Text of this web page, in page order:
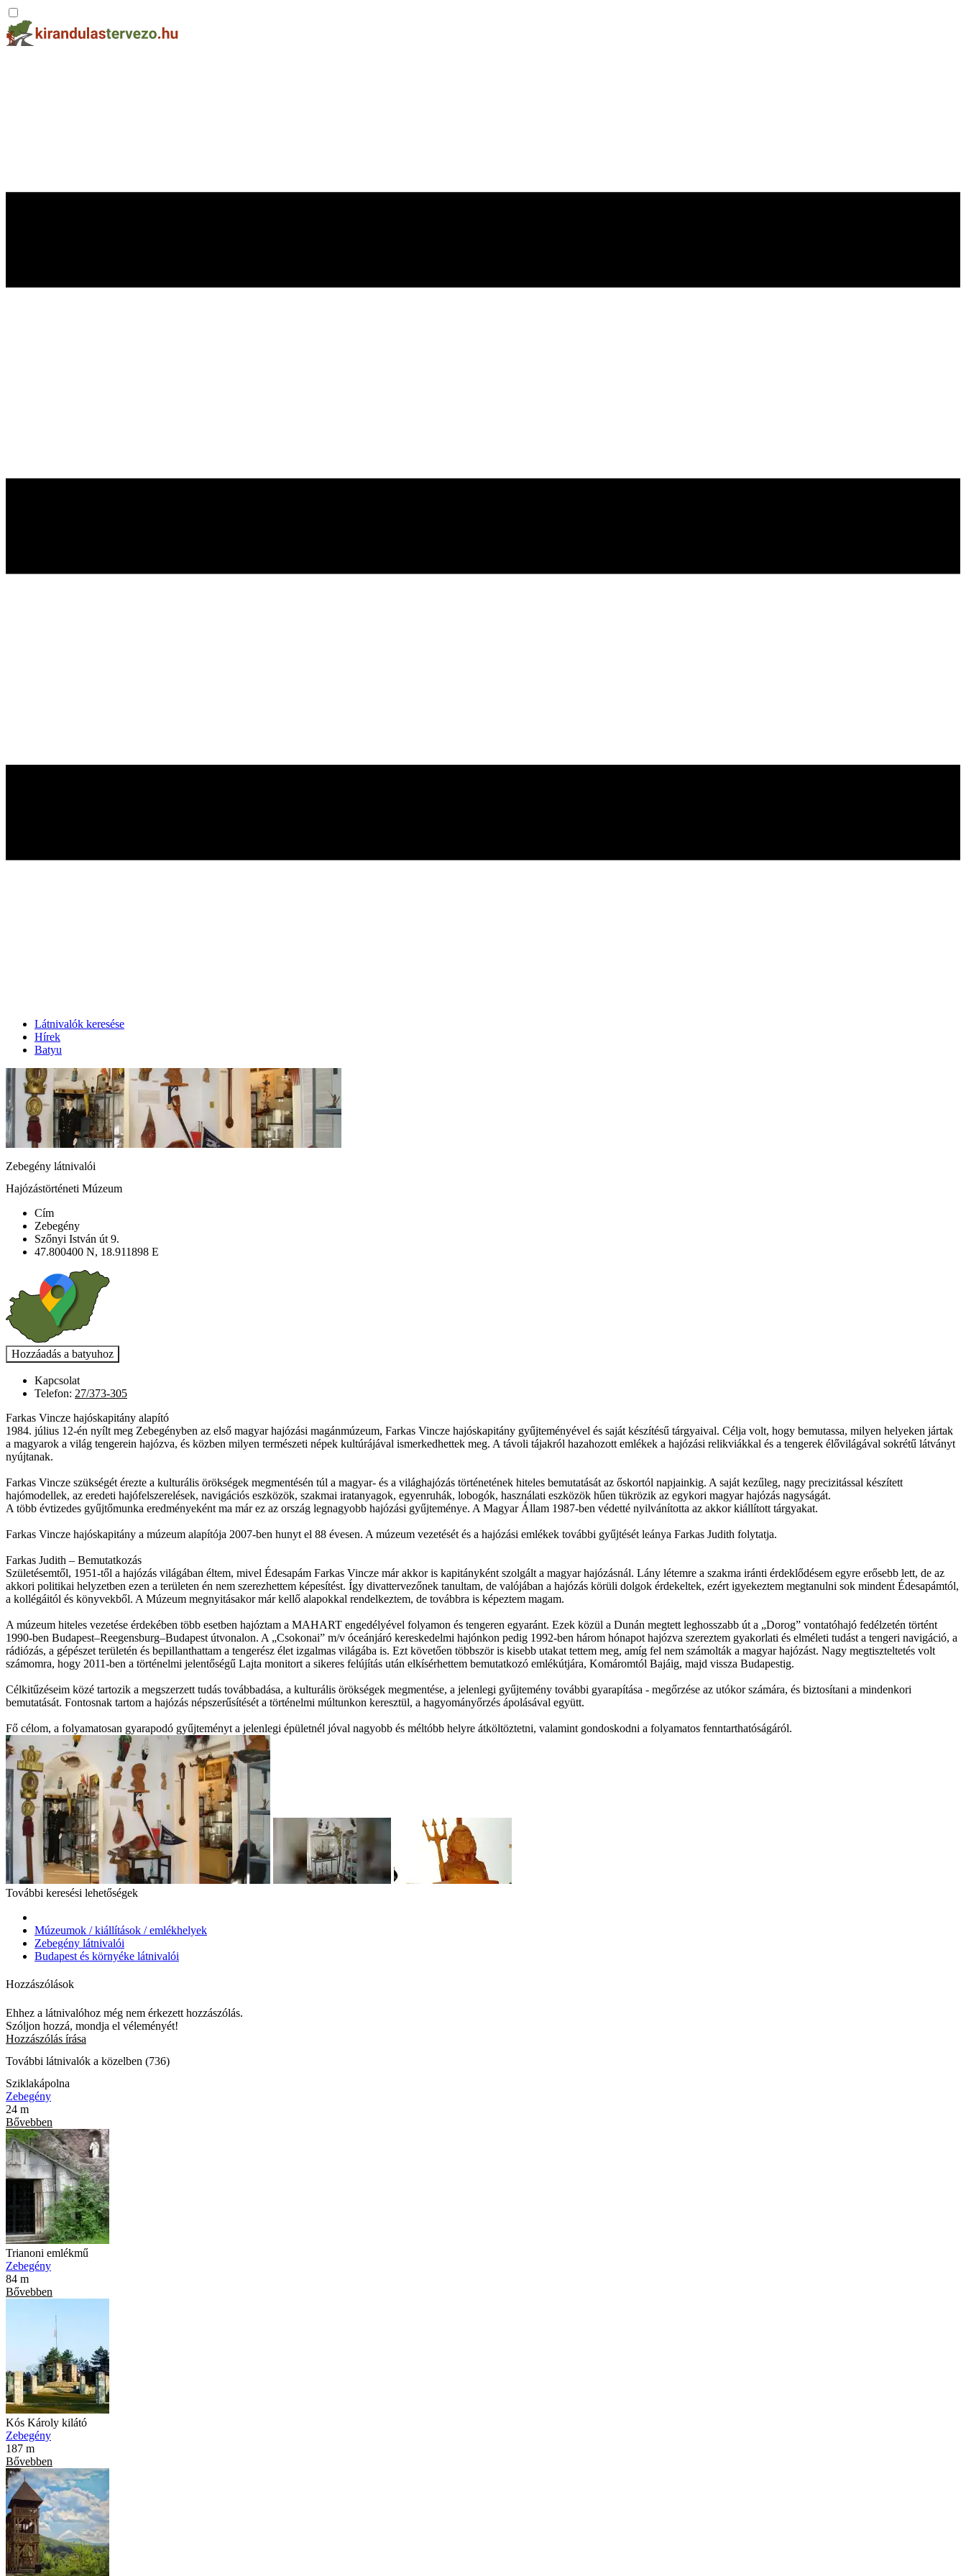
Látnivalók keresése
Hírek
Batyu
Zebegény látnivalói
Hajózástörténeti Múzeum
Cím
Zebegény
Szőnyi István út 9.
47.800400 N, 18.911898 E
Kapcsolat
Telefon: 27/373-305
Farkas Vincze hajóskapitány alapító
1984. július 12-én nyílt meg Zebegényben az első magyar hajózási magánmúzeum, Farkas Vincze hajóskapitány gyűjteményével és saját készítésű tárgyaival. Célja volt, hogy bemutassa, milyen helyeken jártak
a magyarok a világ tengerein hajózva, és közben milyen természeti népek kultúrájával ismerkedhettek meg. A távoli tájakról hazahozott emlékek a hajózási relikviákkal és a tengerek élővilágával sokrétű látványt
nyújtanak.
Farkas Vincze szükségét érezte a kulturális örökségek megmentésén túl a magyar- és a világhajózás történetének hiteles bemutatását az őskortól napjainkig. A saját kezűleg, nagy precizitással készített
hajómodellek, az eredeti hajófelszerelések, navigációs eszközök, szakmai iratanyagok, egyenruhák, lobogók, használati eszközök hűen tükrözik az egykori magyar hajózás nagyságát.
A több évtizedes gyűjtőmunka eredményeként ma már ez az ország legnagyobb hajózási gyűjteménye. A Magyar Állam 1987-ben védetté nyilvánította az akkor kiállított tárgyakat.
Farkas Vincze hajóskapitány a múzeum alapítója 2007-ben hunyt el 88 évesen. A múzeum vezetését és a hajózási emlékek további gyűjtését leánya Farkas Judith folytatja.
Farkas Judith – Bemutatkozás
Születésemtől, 1951-től a hajózás világában éltem, mivel Édesapám Farkas Vincze már akkor is kapitányként szolgált a magyar hajózásnál. Lány létemre a szakma iránti érdeklődésem egyre erősebb lett, de az
akkori politikai helyzetben ezen a területen én nem szerezhettem képesítést. Így divattervezőnek tanultam, de valójában a hajózás körüli dolgok érdekeltek, ezért igyekeztem megtanulni sok mindent Édesapámtól,
a kollégáitól és könyvekből. A Múzeum megnyitásakor már kellő alapokkal rendelkeztem, de továbbra is képeztem magam.
A múzeum hiteles vezetése érdekében több esetben hajóztam a MAHART engedélyével folyamon és tengeren egyaránt. Ezek közül a Dunán megtett leghosszabb út a „Dorog” vontatóhajó fedélzetén történt
1990-ben Budapest–Reegensburg–Budapest útvonalon. A „Csokonai” m/v óceánjáró kereskedelmi hajónkon pedig 1992-ben három hónapot hajózva szereztem gyakorlati és elméleti tudást a tengeri navigáció, a
rádiózás, a gépészet területén és bepillanthattam a tengerész élet izgalmas világába is. Ezt követően többször is kisebb utakat tettem meg, amíg fel nem számolták a magyar hajózást. Nagy megtiszteltetés volt
számomra, hogy 2011-ben a történelmi jelentőségű Lajta monitort a sikeres felújítás után elkísérhettem bemutatkozó emlékútjára, Komáromtól Bajáig, majd vissza Budapestig.
Célkitűzéseim közé tartozik a megszerzett tudás továbbadása, a kulturális örökségek megmentése, a jelenlegi gyűjtemény további gyarapítása - megőrzése az utókor számára, és biztosítani a mindenkori
bemutatását. Fontosnak tartom a hajózás népszerűsítését a történelmi múltunkon keresztül, a hagyományőrzés ápolásával együtt.
Fő célom, a folyamatosan gyarapodó gyűjteményt a jelenlegi épületnél jóval nagyobb és méltóbb helyre átköltöztetni, valamint gondoskodni a folyamatos fenntarthatóságáról.
További keresési lehetőségek
Múzeumok / kiállítások / emlékhelyek
Zebegény látnivalói
Budapest és környéke látnivalói
Hozzászólások
Ehhez a látnivalóhoz még nem érkezett hozzászólás.
Szóljon hozzá, mondja el véleményét!
Hozzászólás írása
További látnivalók a közelben (736)
Sziklakápolna
Zebegény
24 m
Bővebben
Trianoni emlékmű
Zebegény
84 m
Bővebben
Kós Károly kilátó
Zebegény
187 m
Bővebben